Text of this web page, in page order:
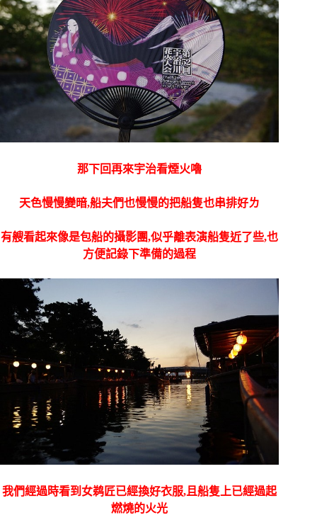
那下回再來宇治看煙火嚕
天色慢慢變暗,船夫們也慢慢的把船隻也串排好ㄌ
有艘看起來像是包船的攝影團,似乎離表演船隻近了些,也
方便記錄下準備的過程
我們經過時看到女鹈匠已經換好衣服,且船隻上已經過起
燃燒的火光